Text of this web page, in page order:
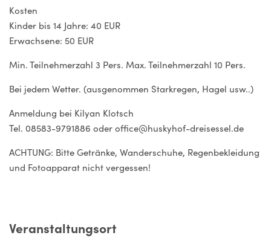
Kosten
Kinder bis 14 Jahre: 40 EUR
Erwachsene: 50 EUR
Min. Teilnehmerzahl 3 Pers. Max. Teilnehmerzahl 10 Pers.
Bei jedem Wetter. (ausgenommen Starkregen, Hagel usw..)
Anmeldung bei Kilyan Klotsch
Tel. 08583-9791886 oder office@huskyhof-dreisessel.de
ACHTUNG: Bitte Getränke, Wanderschuhe, Regenbekleidung
und Fotoapparat nicht vergessen!
Veranstaltungsort